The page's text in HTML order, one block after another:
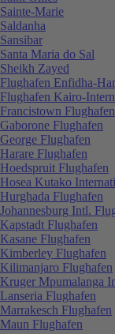
Sainte-Marie
Saldanha
Sansibar
Santa Maria do Sal
Sheikh Zayed
Flughafen Enfidha-
Flughafen Kairo-
Francistown Flughafen
Gaborone Flughafen
George Flughafen
Harare Flughafen
Hoedspruit Flughafen
Hosea Kutako
Hurghada Flughafen
Johannesburg Intl.
Kapstadt Flughafen
Kasane Flughafen
Kimberley Flughafen
Kilimanjaro Flughafen
Kruger Mpumalanga
Lanseria Flughafen
Marrakesch Flughafen
Maun Flughafen